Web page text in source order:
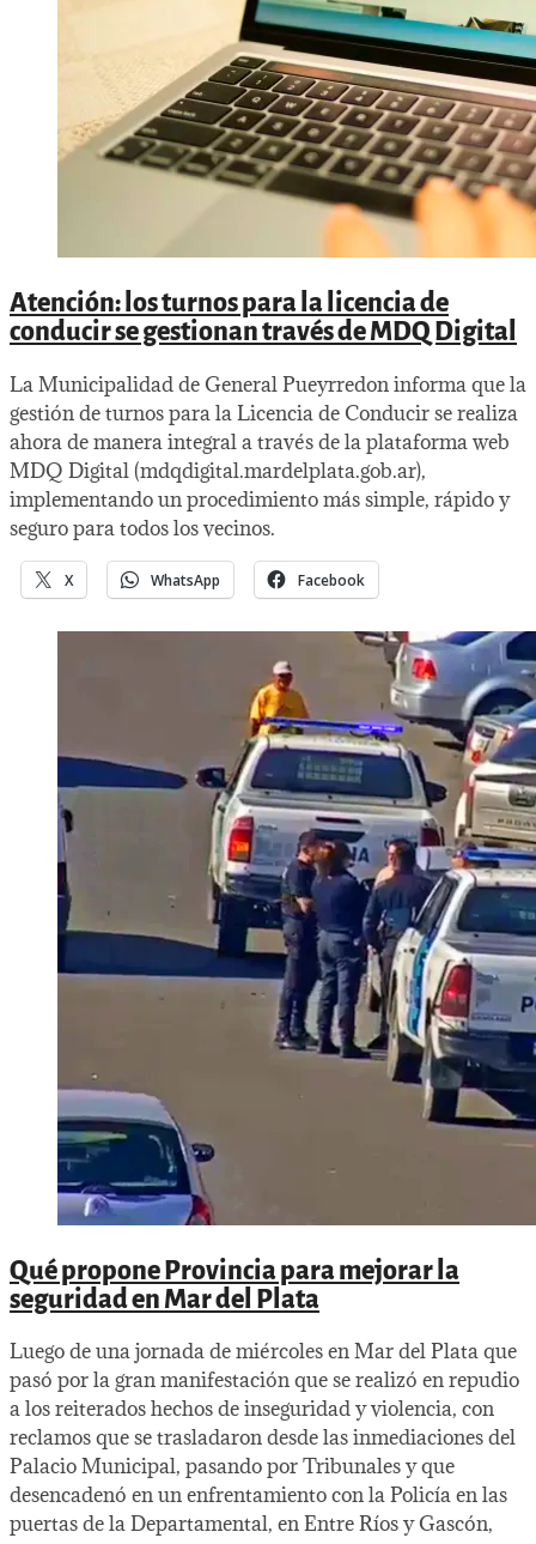
Atención: los turnos para la licencia de
conducir se gestionan través de MDQ Digital
La Municipalidad de General Pueyrredon informa que la
gestión de turnos para la Licencia de Conducir se realiza
ahora de manera integral a través de la plataforma web
MDQ Digital (mdqdigital.mardelplata.gob.ar),
implementando un procedimiento más simple, rápido y
seguro para todos los vecinos.
X WhatsApp Facebook
Qué propone Provincia para mejorar la
seguridad en Mar del Plata
Luego de una jornada de miércoles en Mar del Plata que
pasó por la gran manifestación que se realizó en repudio
a los reiterados hechos de inseguridad y violencia, con
reclamos que se trasladaron desde las inmediaciones del
Palacio Municipal, pasando por Tribunales y que
desencadenó en un enfrentamiento con la Policía en las
puertas de la Departamental, en Entre Ríos y Gascón,